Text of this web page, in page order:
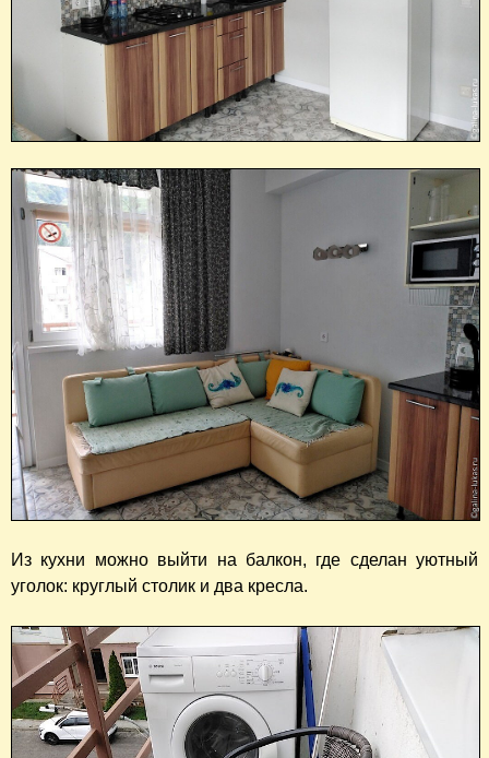
Из кухни можно выйти на балкон, где сделан уютный
уголок: круглый столик и два кресла.